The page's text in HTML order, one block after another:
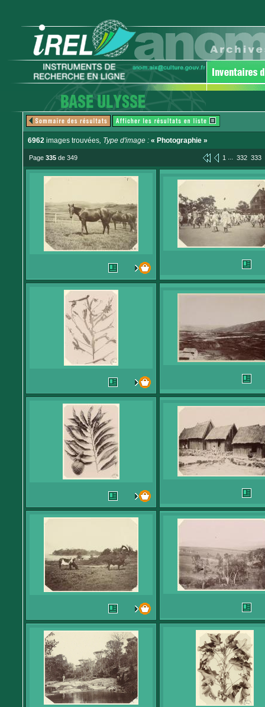
6962 images trouvées, Type d'image : « Photographie »
Page 335 de 349 1 ... 332 333